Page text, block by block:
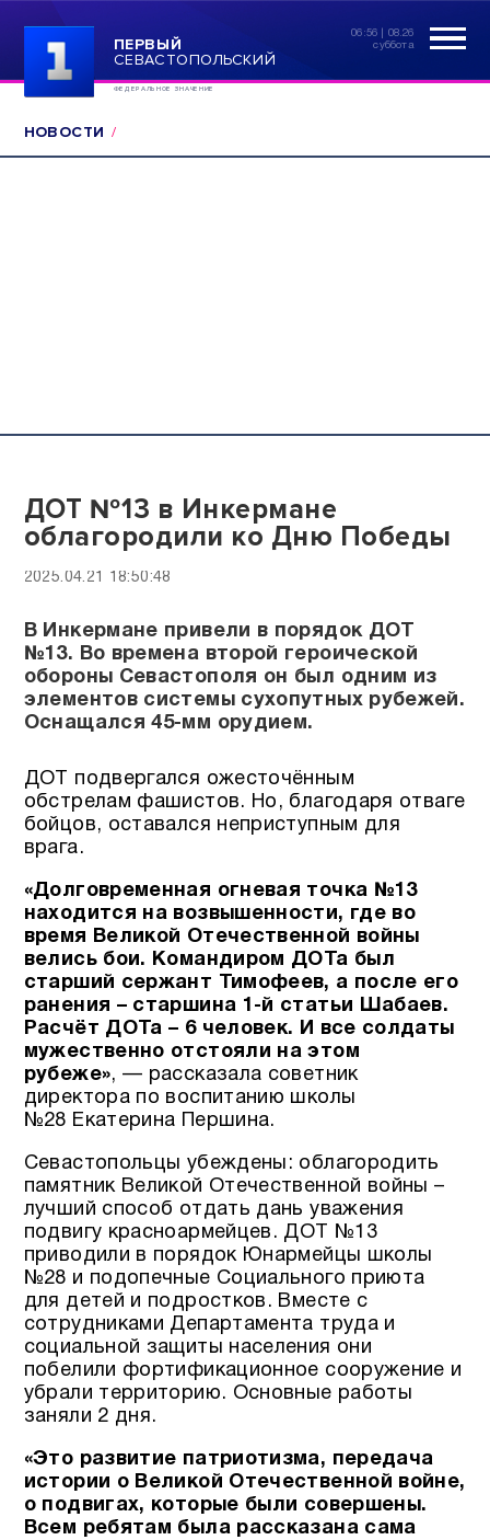
ПЕРВЫЙ
СЕВАСТОПОЛЬСКИЙ
ФЕДЕРАЛЬНОЕ ЗНАЧЕНИЕ
06:56 | 08.26
суббота
НОВОСТИ
ДОТ №13 в Инкермане
облагородили ко Дню Победы
2025.04.21 18:50:48
В Инкермане привели в порядок ДОТ
№13. Во времена второй героической
обороны Севастополя он был одним из
элементов системы сухопутных рубежей.
Оснащался 45-мм орудием.
ДОТ подвергался ожесточённым
обстрелам фашистов. Но, благодаря отваге
бойцов, оставался неприступным для
врага.
«Долговременная огневая точка №13
находится на возвышенности, где во
время Великой Отечественной войны
велись бои. Командиром ДОТа был
старший сержант Тимофеев, а после его
ранения – старшина 1-й статьи Шабаев.
Расчёт ДОТа – 6 человек. И все солдаты
мужественно отстояли на этом
рубеже», — рассказала советник
директора по воспитанию школы
№28 Екатерина Першина.
Севастопольцы убеждены: облагородить
памятник Великой Отечественной войны –
лучший способ отдать дань уважения
подвигу красноармейцев. ДОТ №13
приводили в порядок Юнармейцы школы
№28 и подопечные Социального приюта
для детей и подростков. Вместе с
сотрудниками Департамента труда и
социальной защиты населения они
побелили фортификационное сооружение и
убрали территорию. Основные работы
заняли 2 дня.
«Это развитие патриотизма, передача
истории о Великой Отечественной войне,
о подвигах, которые были совершены.
Всем ребятам была рассказана сама